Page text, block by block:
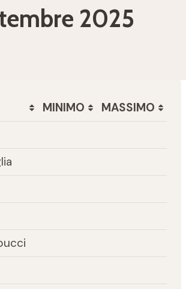
2025
MINIMO
MASSIMO